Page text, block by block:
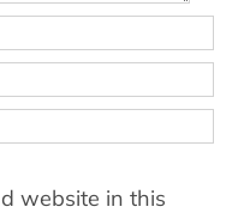
website in this